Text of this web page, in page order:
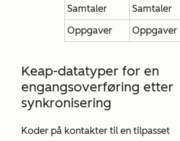
Samtaler
Samtaler
Oppgaver
Oppgaver
Keap-datatyper for en
engangsoverføring etter
synkronisering
Koder på kontakter til en tilpasset